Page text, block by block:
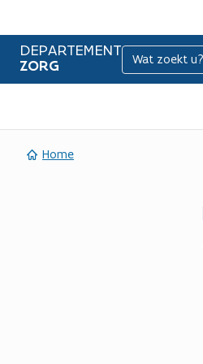
DEPARTEMENT
ZORG
Zoeken
Home